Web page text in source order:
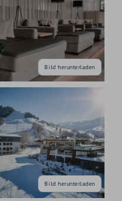
Bild herunterladen
Bild herunterladen